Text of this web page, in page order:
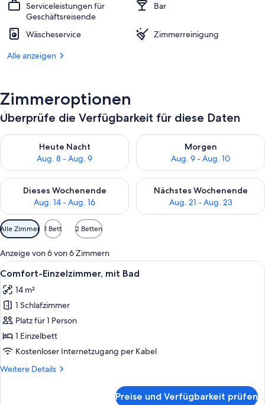
Serviceleistungen für
Geschäftsreisende
Bar
Wäscheservice
Zimmerreinigung
Alle anzeigen
Zimmeroptionen
Überprüfe die Verfügbarkeit für diese Daten
Heute Nacht
Aug. 8 - Aug. 9
Überprüfe die Verfügbarkeit für heute Nacht, Aug. 8 - Aug. 9.
Morgen
Aug. 9 - Aug. 10
Überprüfe die Verfügbarkeit
Dieses Wochenende
Aug. 14 - Aug. 16
Überprüfe die Verfügbarkeit für dieses Wochenende, Aug. 14
Nächstes Wochenende
Aug. 21 - Aug. 23
Überprüfe die Verfügbarkeit
Verfügbare
Filter
für
Zimmer
Alle Zimmer 1 Bett 2 Betten
Anzeige von 6 von 6 Zimmern
Alle
Fotos
für
Comfort-
Einzelzimmer,
mit
Bad
Ein kleines Schlafzimmer mit Bett,
10
Comfort-Einzelzimmer, mit Bad
14 m²
1 Schlafzimmer
Platz für 1 Person
1 Einzelbett
Kostenloser Internetzugang per Kabel
Weitere Details
Weitere
Preise und Verfügbarkeit prüfen